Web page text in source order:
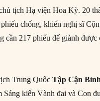
tịch Hạ viện Hoa Kỳ. 20
chống, khiến nghị sĩ
cần 217 phiếu để giành
Trung QuốcTập Cận Bình
kiến Vành đai và Con